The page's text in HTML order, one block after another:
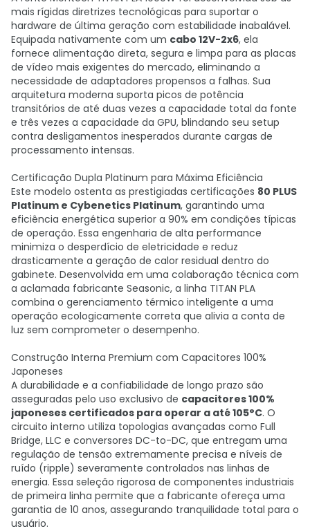
mais rígidas diretrizes tecnológicas para suportar o
hardware de última geração com estabilidade inabalável.
Equipada nativamente com um cabo 12V-2x6, ela
fornece alimentação direta, segura e limpa para as placas
de vídeo mais exigentes do mercado, eliminando a
necessidade de adaptadores propensos a falhas. Sua
arquitetura moderna suporta picos de potência
transitórios de até duas vezes a capacidade total da fonte
e três vezes a capacidade da GPU, blindando seu setup
contra desligamentos inesperados durante cargas de
processamento intensas.
Certificação Dupla Platinum para Máxima Eficiência
Este modelo ostenta as prestigiadas certificações 80 PLUS
Platinum e Cybenetics Platinum, garantindo uma
eficiência energética superior a 90% em condições típicas
de operação. Essa engenharia de alta performance
minimiza o desperdício de eletricidade e reduz
drasticamente a geração de calor residual dentro do
gabinete. Desenvolvida em uma colaboração técnica com
a aclamada fabricante Seasonic, a linha TITAN PLA
combina o gerenciamento térmico inteligente a uma
operação ecologicamente correta que alivia a conta de
luz sem comprometer o desempenho.
Construção Interna Premium com Capacitores 100%
Japoneses
A durabilidade e a confiabilidade de longo prazo são
asseguradas pelo uso exclusivo de capacitores 100%
japoneses certificados para operar a até 105°C. O
circuito interno utiliza topologias avançadas como Full
Bridge, LLC e conversores DC-to-DC, que entregam uma
regulação de tensão extremamente precisa e níveis de
ruído (ripple) severamente controlados nas linhas de
energia. Essa seleção rigorosa de componentes industriais
de primeira linha permite que a fabricante ofereça uma
garantia de 10 anos, assegurando tranquilidade total para o
usuário.